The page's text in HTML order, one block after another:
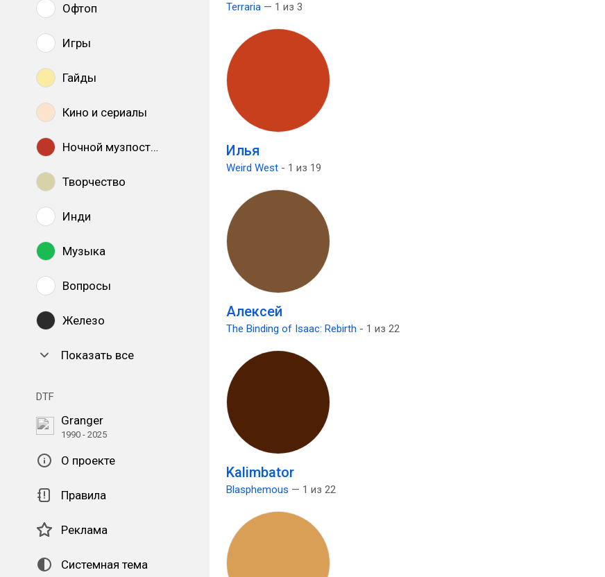
Офтоп
Игры
Гайды
Кино и сериалы
Ночной музпостинг
Творчество
Инди
Музыка
Вопросы
Железо
Показать все
DTF
Granger
1990 - 2025
О проекте
Правила
Реклама
Системная тема
Terraria — 1 из 3
Илья
Weird West - 1 из 19
Алексей
The Binding of Isaac: Rebirth - 1 из 22
Kalimbator
Blasphemous — 1 из 22